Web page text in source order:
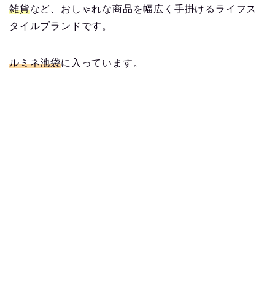
雑貨など、おしゃれな商品を幅広く手掛けるライフス
タイルブランドです。
ルミネ池袋に入っています。